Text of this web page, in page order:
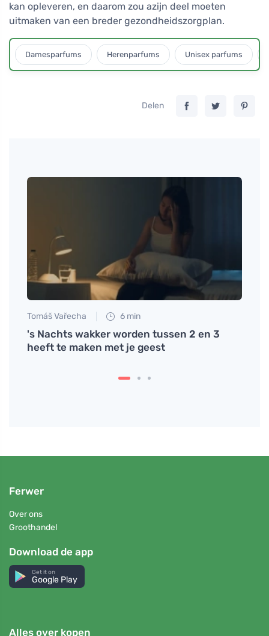
kan opleveren, en daarom zou azijn deel moeten
uitmaken van een breder gezondheidszorgplan.
Damesparfums Herenparfums Unisex parfums
Delen
Tomáš Vařecha 6 min
's Nachts wakker worden tussen 2 en 3
heeft te maken met je geest
Ferwer
Over ons
Groothandel
Download de app
Get it on
Google Play
Alles over kopen